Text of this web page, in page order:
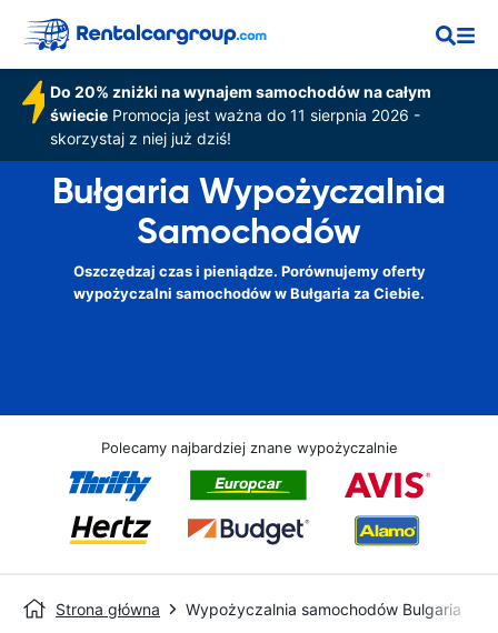
Do 20% zniżki na wynajem samochodów na całym
świeciePromocja jest ważna do 11 sierpnia 2026 -
skorzystaj z niej już dziś!
Bułgaria Wypożyczalnia
Samochodów
Oszczędzaj czas i pieniądze. Porównujemy oferty
wypożyczalni samochodów w Bułgaria za Ciebie.
Polecamy najbardziej znane wypożyczalnie
Strona główna Wypożyczalnia samochodów Bulgaria